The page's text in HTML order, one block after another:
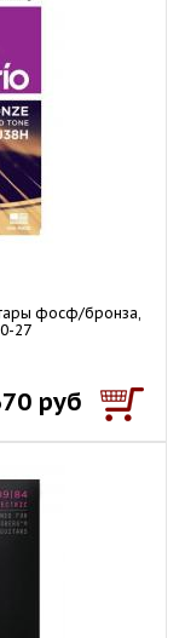
фосф/бронза,
27
руб